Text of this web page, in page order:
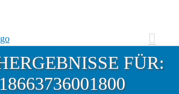
FÜR:
18663736001800